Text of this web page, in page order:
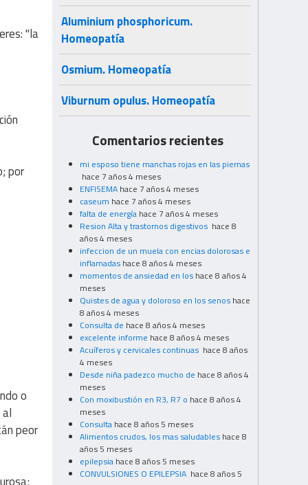
"la
por
o
peor
Aluminium phosphoricum.
Homeopatía
Osmium. Homeopatía
Viburnum opulus. Homeopatía
Comentarios recientes
mi esposo tiene manchas rojas en las piernas
hace 7 años 4 meses
ENFISEMA hace 7 años 4 meses
caseum hace 7 años 4 meses
falta de energía hace 7 años 4 meses
Resion Alta y trastornos digestivos hace 8
años 4 meses
infeccion de un muela con encias dolorosas e
inflamadas hace 8 años 4 meses
momentos de ansiedad en los hace 8 años 4
meses
Quistes de agua y doloroso en los senos hace
8 años 4 meses
Consulta de hace 8 años 4 meses
excelente informe hace 8 años 4 meses
Acuíferos y cervicales continuas hace 8 años
4 meses
Desde niña padezco mucho de hace 8 años 4
meses
Con moxibustión en R3, R7 o hace 8 años 4
meses
Consulta hace 8 años 5 meses
Alimentos crudos, los mas saludables hace 8
años 5 meses
epilepsia hace 8 años 5 meses
CONVULSIONES O EPILEPSIA hace 8 años 5